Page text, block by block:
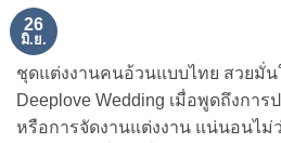
26
มิ.ย.
ชุดแต่งงานคนอ้วนแบบไทย สวยมั่น
Deeplove Wedding เมื่อพูดถึงกา
หรือการจัดงานแต่งงาน แน่นอนไม่